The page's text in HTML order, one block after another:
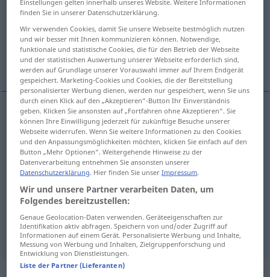
Übersicht aller Übersetzungen
(Für mehr Details die Übersetzung anklicken/antippen)
reduce, lower, bring down, cut
reduce ermäßigen Gebühr, Schulgeld etc
lower ermäßigenGebühr, Schulgeld etc
bring down ermäßigen Gebühr, Schulgeld etc
cut ermäßigen Gebühr, Schulgeld etc
Einstellungen gelten innerhalb unseres Website. Weitere Informationen
finden Sie in unserer Datenschutzerklärung.
Wir verwenden Cookies, damit Sie unsere Webseite bestmöglich nutzen
und wir besser mit Ihnen kommunizieren können. Notwendige,
funktionale und statistische Cookies, die für den Betrieb der Webseite
und der statistischen Auswertung unserer Webseite erforderlich sind,
werden auf Grundlage unserer Vorauswahl immer auf Ihrem Endgerät
gespeichert. Marketing-Cookies und Cookies, die der Bereitstellung
personalisierter Werbung dienen, werden nur gespeichert, wenn Sie uns
durch einen Klick auf den „Akzeptieren“-Button Ihr Einverständnis
geben. Klicken Sie ansonsten auf „Fortfahren ohne Akzeptieren“. Sie
können Ihre Einwilligung jederzeit für zukünftige Besuche unserer
Webseite widerrufen. Wenn Sie weitere Informationen zu den Cookies
und den Anpassungsmöglichkeiten möchten, klicken Sie einfach auf den
Button „Mehr Optionen“. Weitergehende Hinweise zu der
Datenverarbeitung entnehmen Sie ansonsten unserer
Datenschutzerklärung. Hier finden Sie unserImpressum.
Wir und unsere Partner verarbeiten Daten, um
Folgendes bereitzustellen:
Genaue Geolocation-Daten verwenden. Geräteeigenschaften zur
Identifikation aktiv abfragen. Speichern von und/oder Zugriff auf
Informationen auf einem Gerät. Personalisierte Werbung und Inhalte,
Messung von Werbung und Inhalten, Zielgruppenforschung und
Entwicklung von Dienstleistungen.
Liste der Partner (Lieferanten)